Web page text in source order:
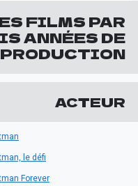
FILMS PAR
ANNÉES DE
PRODUCTION
ACTEUR
le défi
Forever